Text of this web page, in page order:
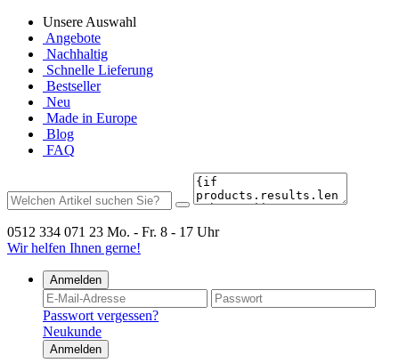
Unsere Auswahl
Angebote
Nachhaltig
Schnelle Lieferung
Bestseller
Neu
Made in Europe
Blog
FAQ
0512 334 071 23 Mo. - Fr. 8 - 17 Uhr
Wir helfen Ihnen gerne!
Anmelden
Passwort vergessen?
Neukunde
Anmelden